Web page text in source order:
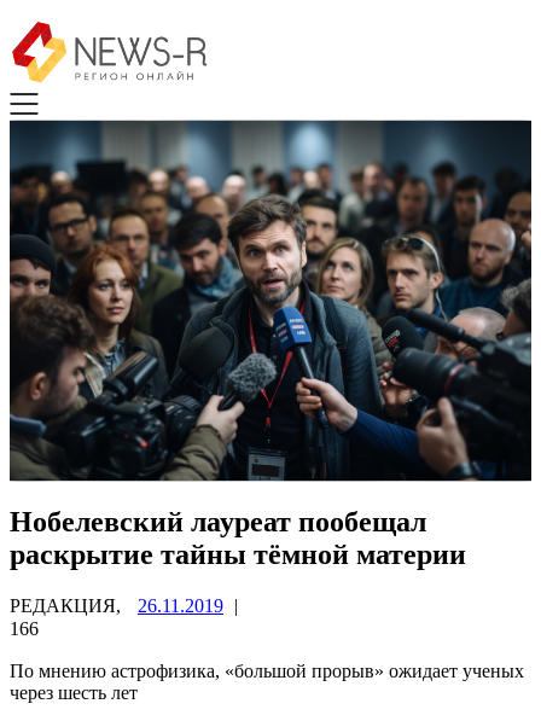
Нобелевский лауреат пообещал
раскрытие тайны тёмной материи
РЕДАКЦИЯ, 26.11.2019 |
166
По мнению астрофизика, «большой прорыв» ожидает ученых
через шесть лет